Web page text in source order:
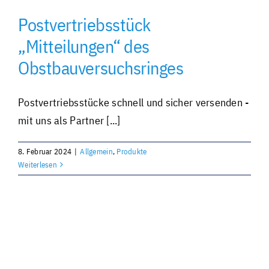
Postvertriebsstück
„Mitteilungen“ des
Obstbauversuchsringes
Postvertriebsstücke schnell und sicher versenden -
mit uns als Partner [...]
8. Februar 2024 | Allgemein, Produkte
Weiterlesen
Individuell und personalisiert
Werben und Präsentieren
Verarbeitung · Lettershop